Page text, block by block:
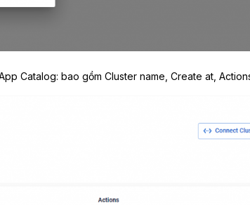
Catalog: bao gồm Cluster name, Create at,